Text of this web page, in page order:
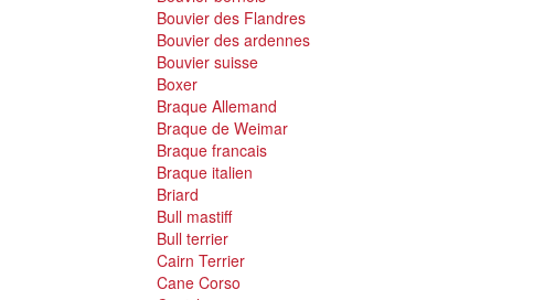
Bouvier des Flandres
Bouvier des ardennes
Bouvier suisse
Boxer
Braque Allemand
Braque de Weimar
Braque francais
Braque italien
Briard
Bull mastiff
Bull terrier
Cairn Terrier
Cane Corso